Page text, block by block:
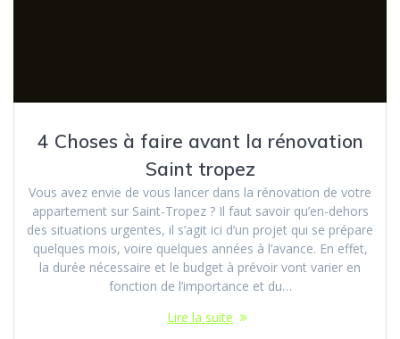
4 Choses à faire avant la rénovation
Saint tropez
Vous avez envie de vous lancer dans la rénovation de votre
appartement sur Saint-Tropez ? Il faut savoir qu’en-dehors
des situations urgentes, il s’agit ici d’un projet qui se prépare
quelques mois, voire quelques années à l’avance. En effet,
la durée nécessaire et le budget à prévoir vont varier en
fonction de l’importance et du…
Lire la suite